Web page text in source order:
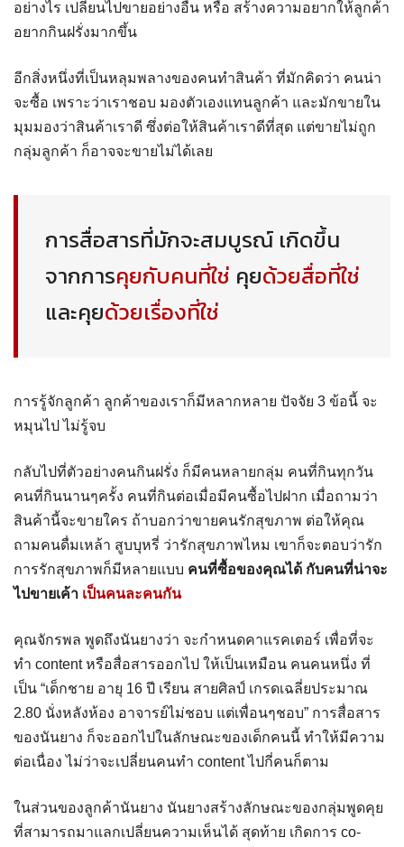
อย่างไร เปลี่ยนไปขายอย่างอื่น หรือ สร้างความอยากให้ลูกค้า
อยากกินฝรั่งมากขึ้น
อีกสิ่งหนึ่งที่เป็นหลุมพลางของคนทำสินค้า ที่มักคิดว่า คนน่า
จะซื้อ เพราะว่าเราชอบ มองตัวเองแทนลูกค้า และมักขายใน
มุมมองว่าสินค้าเราดี ซึ่งต่อให้สินค้าเราดีที่สุด แต่ขายไม่ถูก
กลุ่มลูกค้า ก็อาจจะขายไม่ได้เลย
การสื่อสารที่มักจะสมบูรณ์ เกิดขึ้น
จากการคุยกับคนที่ใช่ คุยด้วยสื่อที่ใช่
และคุยด้วยเรื่องที่ใช่
การรู้จักลูกค้า ลูกค้าของเราก็มีหลากหลาย ปัจจัย 3 ข้อนี้ จะ
หมุนไป ไม่รู้จบ
กลับไปที่ตัวอย่างคนกินฝรั่ง ก็มีคนหลายกลุ่ม คนที่กินทุกวัน
คนที่กินนานๆครั้ง คนที่กินต่อเมื่อมีคนซื้อไปฝาก เมื่อถามว่า
สินค้านี้จะขายใคร ถ้าบอกว่าขายคนรักสุขภาพ ต่อให้คุณ
ถามคนดื่มเหล้า สูบบุหรี่ ว่ารักสุขภาพไหม เขาก็จะตอบว่ารัก
การรักสุขภาพก็มีหลายแบบ คนที่ซื้อของคุณได้ กับคนที่น่าจะ
ไปขายเค้า เป็นคนละคนกัน
คุณจักรพล พูดถึงนันยางว่า จะกำหนดคาแรคเตอร์ เพื่อที่จะ
ทำ content หรือสื่อสารออกไป ให้เป็นเหมือน คนคนหนึ่ง ที่
เป็น “เด็กชาย อายุ 16 ปี เรียน สายศิลป์ เกรดเฉลี่ยประมาณ
2.80 นั่งหลังห้อง อาจารย์ไม่ชอบ แต่เพื่อนๆชอบ” การสื่อสาร
ของนันยาง ก็จะออกไปในลักษณะของเด็กคนนี้ ทำให้มีความ
ต่อเนื่อง ไม่ว่าจะเปลี่ยนคนทำ content ไปกี่คนก็ตาม
ในส่วนของลูกค้านันยาง นันยางสร้างลักษณะของกลุ่มพูดคุย
ที่สามารถมาแลกเปลี่ยนความเห็นได้ สุดท้าย เกิดการ co-